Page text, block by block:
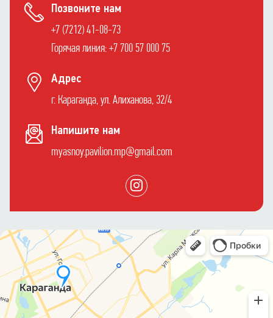
Позвоните нам
+7 (7212) 41-08-73
Горячая линия: +7 700 57 000 75
Адрес
г. Караганда, ул. Алиханова, 32/4
Напишите нам
myasnoy.pavilion.mp@gmail.com